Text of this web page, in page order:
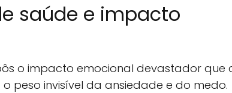
saúde e impacto
o impacto emocional devastador que
peso invisível da ansiedade e do medo.